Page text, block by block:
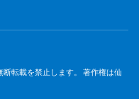
転載を禁止します。 著作権は仙